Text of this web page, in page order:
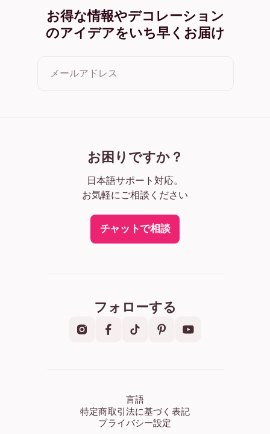
Let all that you do オーク
Let all that you do ワイド ブラック
Let all that you do ワイド ホワイト
お得な情報やデコレーション
のアイデアをいち早くお届け
メールアドレス
お困りですか？
日本語サポート対応。
お気軽にご相談ください
チャットで相談
フォローする
言語
特定商取引法に基づく表記
プライバシー設定